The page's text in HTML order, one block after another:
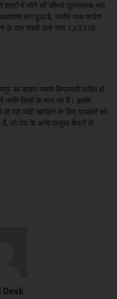
में सोने की कीमतें तुलनात्मक रूप
बना हुआ है, जबकि मध्य प्रदेश
के दाम सबसे ऊंचे स्तर 1,63,210
का बाजार सबसे किफायती साबित हो
प्रति किलो के स्तर पर हैं। इसके
वहां चांदी खरीदने के लिए ग्राहकों को
हैं, जो देश के अन्य प्रमुख केंद्रों के
Desk